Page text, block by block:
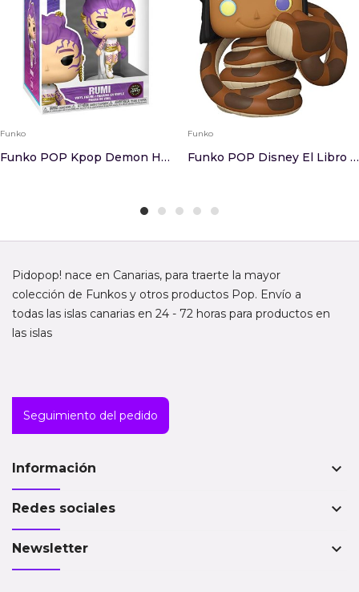
Funko
Funko POP Kpop Demon Hunters Rumi Chase
Funko
Funko POP Disney El Libro De La Selva Mowgli Ex...
Pidopop! nace en Canarias, para traerte la mayor
colección de Funkos y otros productos Pop. Envío a
todas las islas canarias en 24 - 72 horas para productos en
las islas
Seguimiento del pedido
Información keyboard_arrow_down
Redes sociales keyboard_arrow_down
Newsletter keyboard_arrow_down